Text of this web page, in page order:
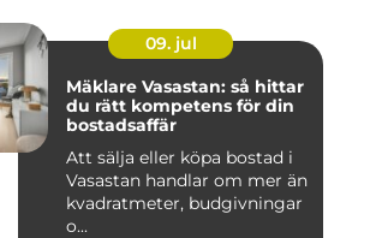
09. jul
Mäklare Vasastan: så hittar
du rätt kompetens för din
bostadsaffär
Att sälja eller köpa bostad i
Vasastan handlar om mer än
kvadratmeter, budgivningar
o...